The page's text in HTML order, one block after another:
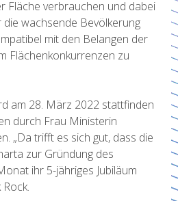
Fläche verbrauchen und dabei
die wachsende Bevölkerung
mit den Belangen der
Flächenkonkurrenzen zu
am 28. März 2022 stattfinden
durch Frau Ministerin
„Da trifft es sich gut, dass die
zur Gründung des
ihr 5-jähriges Jubiläum